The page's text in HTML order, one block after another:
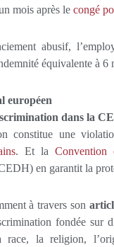
mois après le congé
abusif,
équivalente à 6
européen
dans la
constitue une
. Et la Convention
en garantit la
à travers son
fondée sur
la religion,